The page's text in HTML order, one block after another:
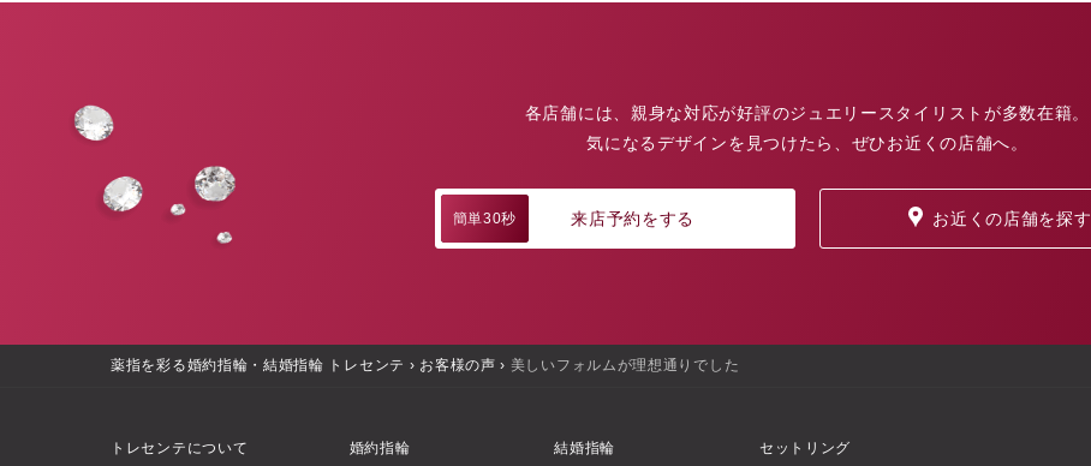
各店舗には、親身な対応が好評のジュエリースタイリストが多数在籍。
気になるデザインを見つけたら、ぜひお近くの店舗へ。
簡単30秒 来店予約をする お近くの店舗を探す
薬指を彩る婚約指輪・結婚指輪 トレセンテ › お客様の声 › 美しいフォルムが理想通りでした
トレセンテについて 婚約指輪 結婚指輪 セットリング